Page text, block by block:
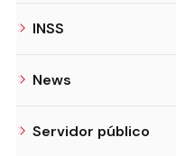
INSS
News
Servidor público